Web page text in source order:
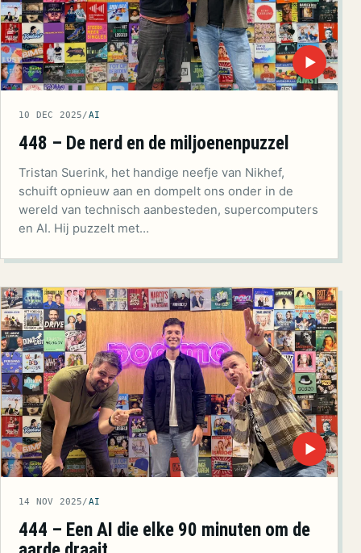
▶
10 DEC 2025/AI
448 – De nerd en de miljoenenpuzzel
Tristan Suerink, het handige neefje van Nikhef,
schuift opnieuw aan en dompelt ons onder in de
wereld van technisch aanbesteden, supercomputers
en AI. Hij puzzelt met…
▶
14 NOV 2025/AI
444 – Een AI die elke 90 minuten om de